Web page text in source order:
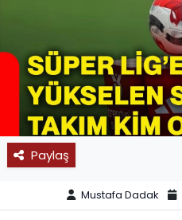
Paylaş
Mustafa Dadak
SPOR
11:11 MANŞET